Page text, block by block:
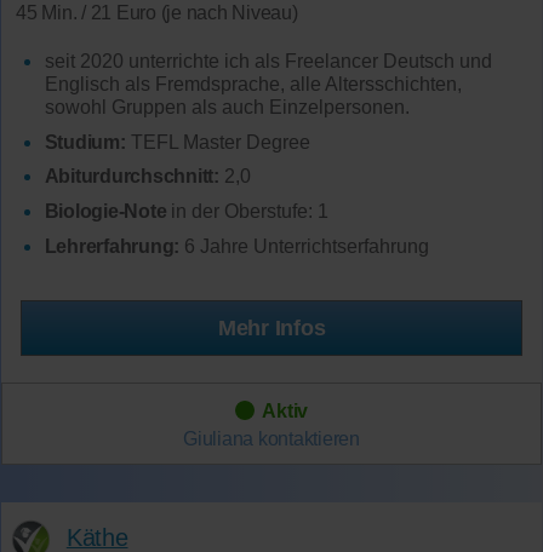
45 Min. / 21 Euro (je nach Niveau)
seit 2020 unterrichte ich als Freelancer Deutsch und
Englisch als Fremdsprache, alle Altersschichten,
sowohl Gruppen als auch Einzelpersonen.
Studium: TEFL Master Degree
Abiturdurchschnitt: 2,0
Biologie-Note in der Oberstufe: 1
Lehrerfahrung: 6 Jahre Unterrichtserfahrung
Mehr Infos
Aktiv
Giuliana kontaktieren
Käthe